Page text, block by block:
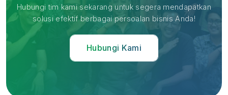
Hubungi tim kami sekarang untuk segera mendapatkan
solusi efektif berbagai persoalan bisnis Anda!
Hubungi Kami